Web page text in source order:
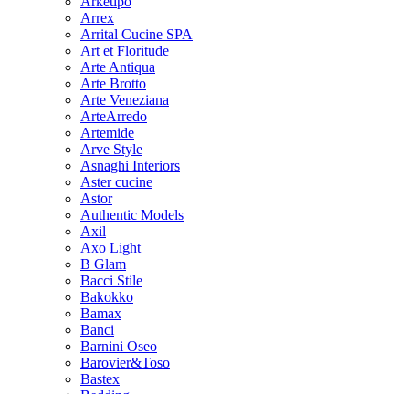
Arrex
Arrital Cucine SPA
Art et Floritude
Arte Antiqua
Arte Brotto
Arte Veneziana
ArteArredo
Artemide
Arve Style
Asnaghi Interiors
Aster cucine
Astor
Authentic Models
Axil
Axo Light
B Glam
Bacci Stile
Bakokko
Bamax
Banci
Barnini Oseo
Barovier&Toso
Bastex